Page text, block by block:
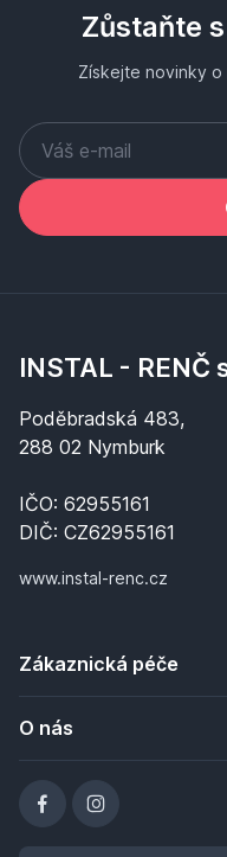
Zůstaňte
Získejte novinky
INSTAL - RENČ
Poděbradská 483,
288 02 Nymburk
IČO: 62955161
DIČ: CZ62955161
www.instal-renc.cz
Zákaznická péče
O nás